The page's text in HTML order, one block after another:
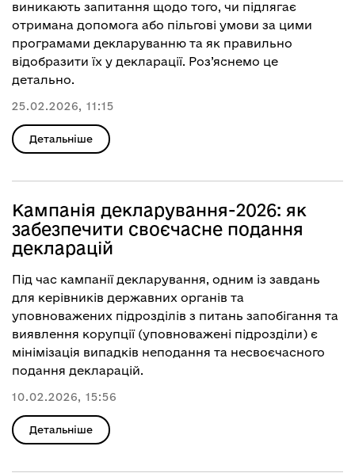
виникають запитання щодо того, чи підлягає
отримана допомога або пільгові умови за цими
програмами декларуванню та як правильно
відобразити їх у декларації. Роз’яснемо це
детально.
25.02.2026, 11:15
Детальніше
Кампанія декларування-2026: як
забезпечити своєчасне подання
декларацій
Під час кампанії декларування, одним із завдань
для керівників державних органів та
уповноважених підрозділів з питань запобігання та
виявлення корупції (уповноважені підрозділи) є
мінімізація випадків неподання та несвоєчасного
подання декларацій.
10.02.2026, 15:56
Детальніше